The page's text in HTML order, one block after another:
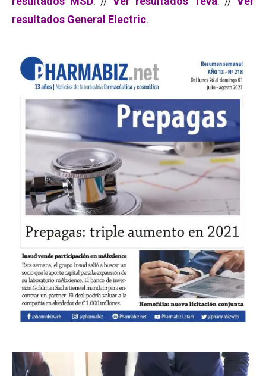
resultados General Electric.